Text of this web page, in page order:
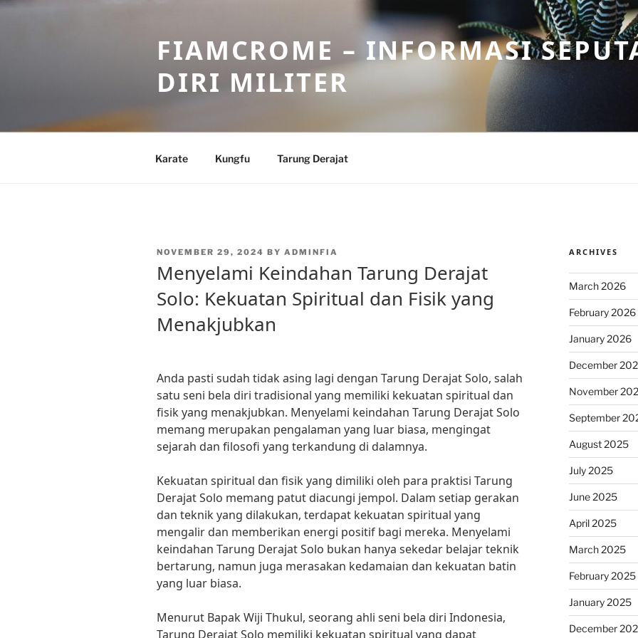
Skip
FIAMCROME – INFORMASI
DIRI MILITER
Karate Kungfu Tarung Derajat
POSTED
NOVEMBER 29, 2024 BY ADMINFIA
Menyelami Keindahan Tarung Derajat
Solo: Kekuatan Spiritual dan Fisik yang
Menakjubkan
Anda pasti sudah tidak asing lagi dengan Tarung Derajat Solo, salah
satu seni bela diri tradisional yang memiliki kekuatan spiritual dan
fisik yang menakjubkan. Menyelami keindahan Tarung Derajat Solo
memang merupakan pengalaman yang luar biasa, mengingat
sejarah dan filosofi yang terkandung di dalamnya.
Kekuatan spiritual dan fisik yang dimiliki oleh para praktisi Tarung
Derajat Solo memang patut diacungi jempol. Dalam setiap gerakan
dan teknik yang dilakukan, terdapat kekuatan spiritual yang
mengalir dan memberikan energi positif bagi mereka. Menyelami
keindahan Tarung Derajat Solo bukan hanya sekedar belajar teknik
bertarung, namun juga merasakan kedamaian dan kekuatan batin
yang luar biasa.
Menurut Bapak Wiji Thukul, seorang ahli seni bela diri Indonesia,
Tarung Derajat Solo memiliki kekuatan spiritual yang dapat
ARCHIVES
March 2026
February 2026
January 2026
December
November
September
August 2025
July 2025
June 2025
April 2025
March 2025
February 2025
January 2025
December